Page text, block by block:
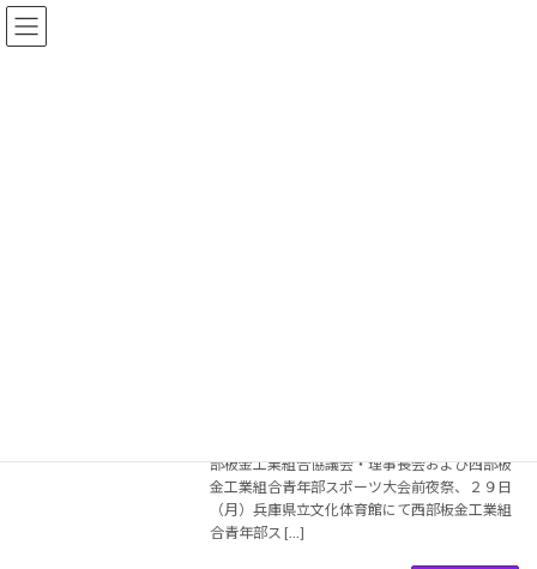
コ
ン
ナ
ビ
部板金工業組合協議会・理事長会および西部板
金工業組合青年部スポーツ大会前夜祭、２９日
（月）兵庫県立文化体育館にて西部板金工業組
合青年部ス […]